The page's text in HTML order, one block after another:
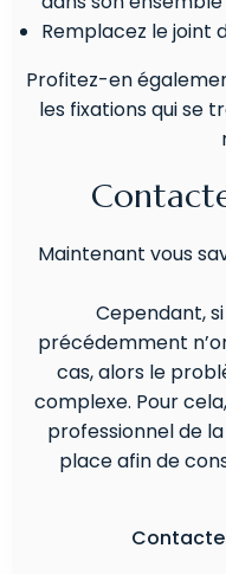
Remplacez le joint
Profitez-en
les fixations qui se
Maintenant vous
Cependant,
précédemment
cas, alors le
complexe. Pour
professionnel de
place afin de